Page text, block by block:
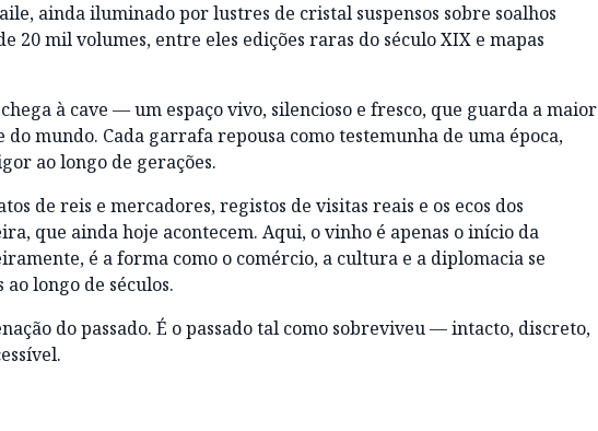
ainda iluminado por lustres de cristal suspensos sobre soalhos
20 mil volumes, entre eles edições raras do século XIX e mapas
à cave — um espaço vivo, silencioso e fresco, que guarda a maior
mundo. Cada garrafa repousa como testemunha de uma época,
ao longo de gerações.
de reis e mercadores, registos de visitas reais e os ecos dos
que ainda hoje acontecem. Aqui, o vinho é apenas o início da
é a forma como o comércio, a cultura e a diplomacia se
longo de séculos.
do passado. É o passado tal como sobreviveu — intacto, discreto,